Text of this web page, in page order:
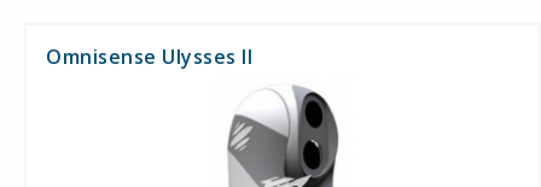
Omnisense Ulysses II